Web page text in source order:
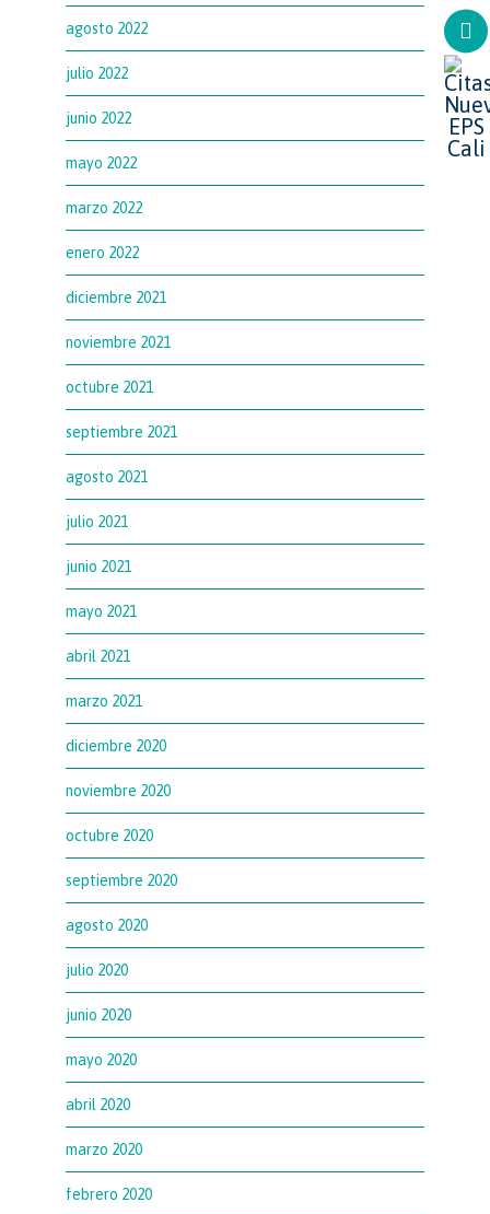
agosto 2022
julio 2022
junio 2022
mayo 2022
marzo 2022
enero 2022
diciembre 2021
noviembre 2021
octubre 2021
septiembre 2021
agosto 2021
julio 2021
junio 2021
mayo 2021
abril 2021
marzo 2021
diciembre 2020
noviembre 2020
octubre 2020
septiembre 2020
agosto 2020
julio 2020
junio 2020
mayo 2020
abril 2020
marzo 2020
febrero 2020